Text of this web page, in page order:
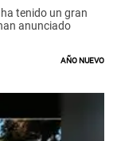
tenido un gran
anunciado
Año Nuevo